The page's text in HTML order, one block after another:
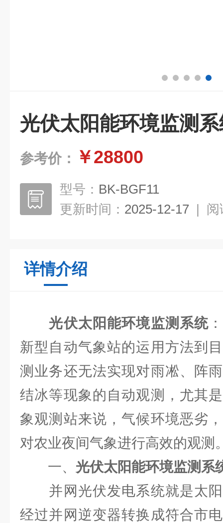
光伏太阳能环境监测
参考价： ￥28800
型号： BK-BGF11
更新时间： 2025-12-17 | 阅
详情介绍
光伏太阳能环境监测系统
新型自动气象站的运用方法到
测业务还无法实现对雨凇、阵
结冰等现象的自动观测，尤其
象观测站来说，气候环境恶劣
对农业夜间气象进行高效的观测
一、 光伏太阳能环境监测系
并网光伏发电系统就是太阳
经过并网逆变器转换成符合市